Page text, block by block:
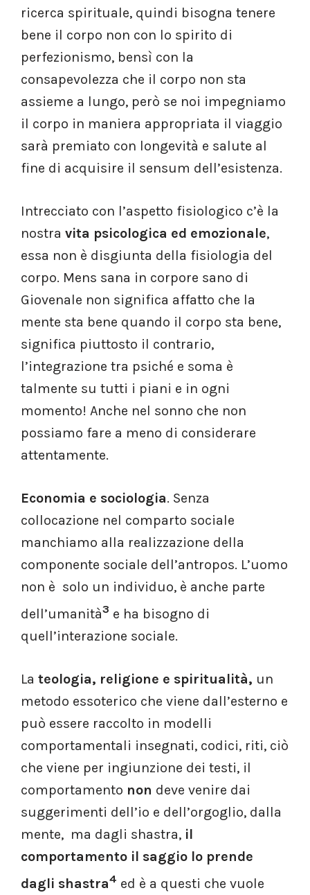
ricerca spirituale, quindi bisogna tenere
bene il corpo non con lo spirito di
perfezionismo, bensì con la
consapevolezza che il corpo non sta
assieme a lungo, però se noi impegniamo
il corpo in maniera appropriata il viaggio
sarà premiato con longevità e salute al
fine di acquisire il sensum dell’esistenza.
Intrecciato con l’aspetto fisiologico c’è la
nostra vita psicologica ed emozionale,
essa non è disgiunta della fisiologia del
corpo. Mens sana in corpore sano di
Giovenale non significa affatto che la
mente sta bene quando il corpo sta bene,
significa piuttosto il contrario,
l’integrazione tra psiché e soma è
talmente su tutti i piani e in ogni
momento! Anche nel sonno che non
possiamo fare a meno di considerare
attentamente.
Economia e sociologia. Senza
collocazione nel comparto sociale
manchiamo alla realizzazione della
componente sociale dell’antropos. L’uomo
non è solo un individuo, è anche parte
dell’umanità3 e ha bisogno di
quell’interazione sociale.
La teologia, religione e spiritualità, un
metodo essoterico che viene dall’esterno e
può essere raccolto in modelli
comportamentali insegnati, codici, riti, ciò
che viene per ingiunzione dei testi, il
comportamento non deve venire dai
suggerimenti dell’io e dell’orgoglio, dalla
mente, ma dagli shastra, il
comportamento il saggio lo prende
dagli shastra4 ed è a questi che vuole